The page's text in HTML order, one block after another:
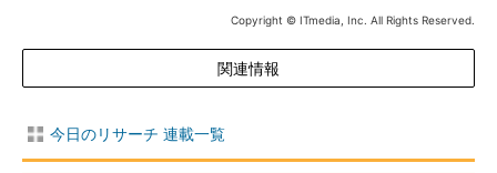
Copyright © ITmedia, Inc. All Rights Reserved.
関連情報
今日のリサーチ 連載一覧